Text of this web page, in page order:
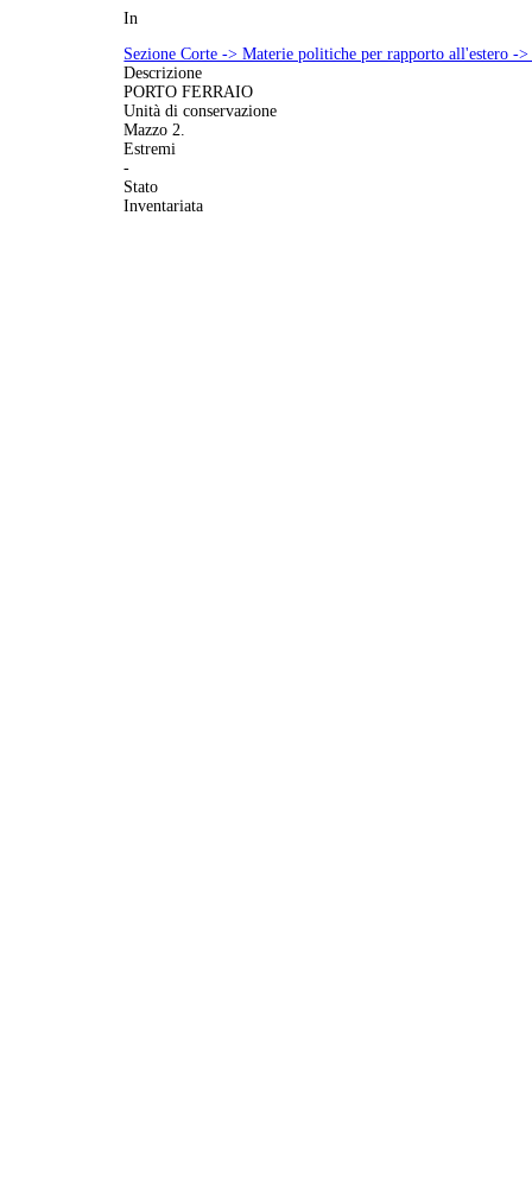
In
Sezione Corte -> Materie politiche per rapporto all'estero -
Descrizione
PORTO FERRAIO
Unità di conservazione
Mazzo 2.
Estremi
-
Stato
Inventariata